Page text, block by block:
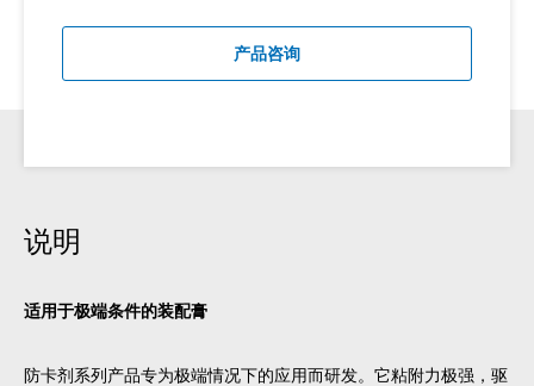
产品咨询
说明
适用于极端条件的装配膏
防卡剂系列产品专为极端情况下的应用而研发。它粘附力极强，驱